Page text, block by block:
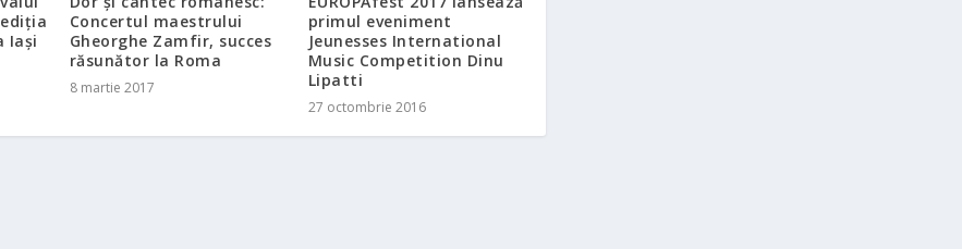
Iași
Concertul maestrului
Gheorghe Zamfir, succes
răsunător la Roma
8 martie 2017
primul eveniment
Jeunesses International
Music Competition Dinu
Lipatti
27 octombrie 2016